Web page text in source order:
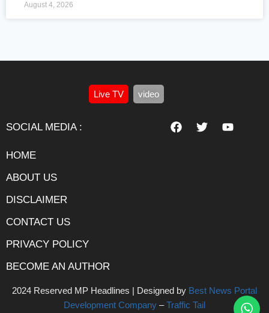
August 4, 2026
Live TV video
SOCIAL MEDIA :
HOME
ABOUT US
DISCLAIMER
CONTACT US
PRIVACY POLICY
BECOME AN AUTHOR
2024 Reserved MP Headlines | Designed by Best News Portal
Development Company –Traffic Tail